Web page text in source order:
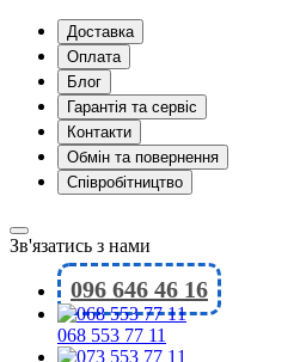
Доставка
Оплата
Блог
Гарантія та сервіс
Контакти
Обмін та повернення
Співробітництво
Зв'язатись з нами
096 646 46 16
068 553 77 11